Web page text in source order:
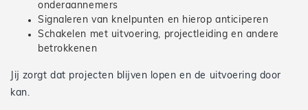
onderaannemers
Signaleren van knelpunten en hierop anticiperen
Schakelen met uitvoering, projectleiding en andere
betrokkenen
Jij zorgt dat projecten blijven lopen en de uitvoering door
kan.